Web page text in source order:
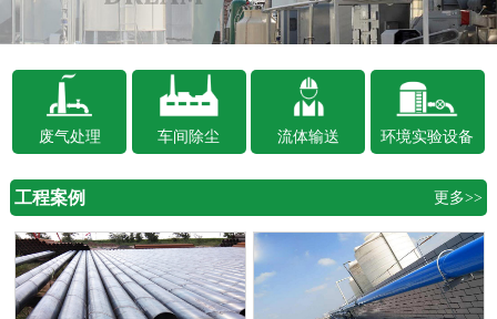
废气处理 车间除尘 流体输送 环境实验设备
工程案例 更多>>